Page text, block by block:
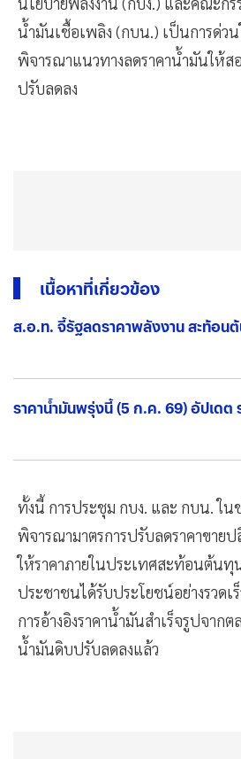
น้ำมันเชื้อเพลิง (กบน.) เป็นการด่ว
พิจารณาแนวทางลดราคาน้ำมันให้
ปรับลดลง
เนื้อหาที่เกี่ยวข้อง
ส.อ.ท. จี้รัฐลดราคาพลังงาน สะท้อน
ราคาน้ำมันพรุ่งนี้ (5 ก.ค. 69) อัปเดต
ทั้งนี้ การประชุม กบง. และ กบน. ใน
พิจารณามาตรการปรับลดราคาขาย
ให้ราคาภายในประเทศสะท้อนต้นทุ
ประชาชนได้รับประโยชน์อย่างรวดเ
การอ้างอิงราคาน้ำมันสำเร็จรูปจาก
น้ำมันดิบปรับลดลงแล้ว